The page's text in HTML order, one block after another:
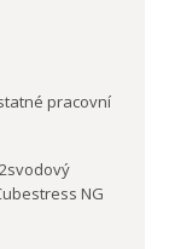
pracovní
NG